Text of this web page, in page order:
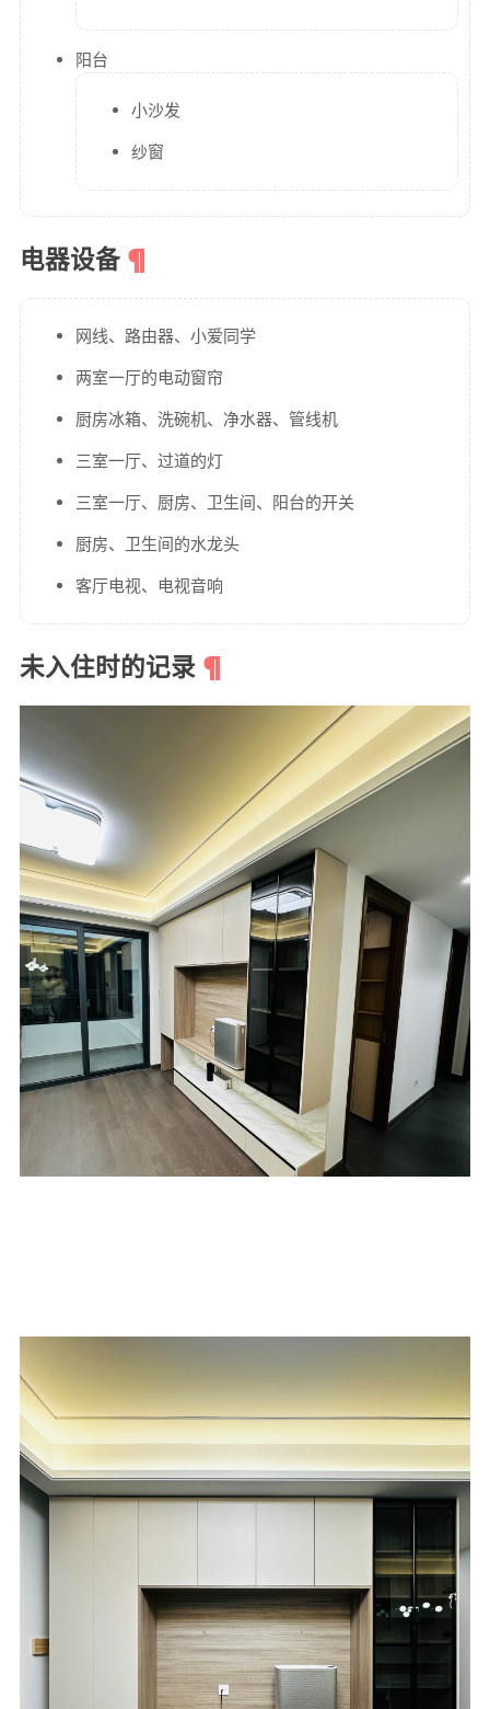
阳台
小沙发
纱窗
电器设备
网线、路由器、小爱同学
两室一厅的电动窗帘
厨房冰箱、洗碗机、净水器、管线机
三室一厅、过道的灯
三室一厅、厨房、卫生间、阳台的开关
厨房、卫生间的水龙头
客厅电视、电视音响
未入住时的记录